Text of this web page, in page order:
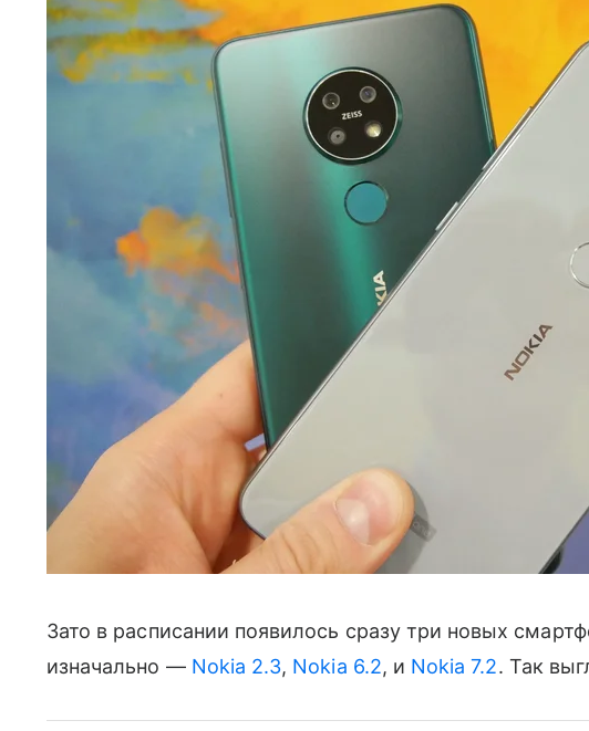
Зато в расписании появилось сразу три новых
изначально — Nokia 2.3, Nokia 6.2, и Nokia 7.2. Так